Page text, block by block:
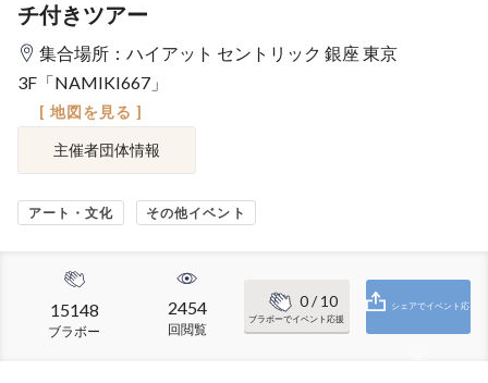
チ付きツアー
集合場所：ハイアット セントリック 銀座 東京
3F「NAMIKI667」
[ 地図を見る ]
主催者団体情報
アート・文化 その他イベント
15148
ブラボー
2454
回閲覧
0/ 10
ブラボーでイベント応援
シェアでイベント応